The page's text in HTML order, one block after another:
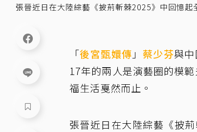
張晉近日在大陸綜藝《披荊斬棘2025》中回憶
「後宮甄嬛傳 」 蔡少芬與
17年的兩人是演藝圈的模
福生活戛然而止。
張晉近日在大陸綜藝《披